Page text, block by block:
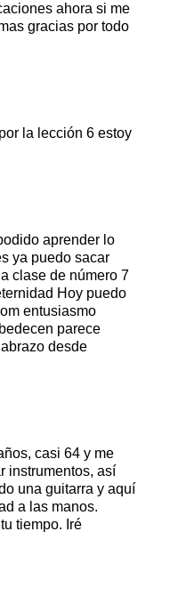
ahora si me
gracias por todo
la lección 6 estoy
aprender lo
ya puedo sacar
clase de número 7
Hoy puedo
entusiasmo
parece
desde
casi 64 y me
instrumentos, así
una guitarra y aquí
a las manos.
tiempo. Iré